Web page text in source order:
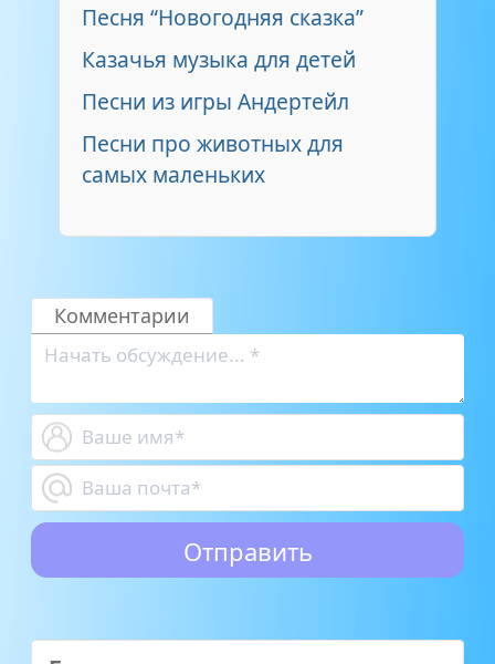
Песня “Новогодняя сказка”
Казачья музыка для детей
Песни из игры Андертейл
Песни про животных для
самых маленьких
Комментарии